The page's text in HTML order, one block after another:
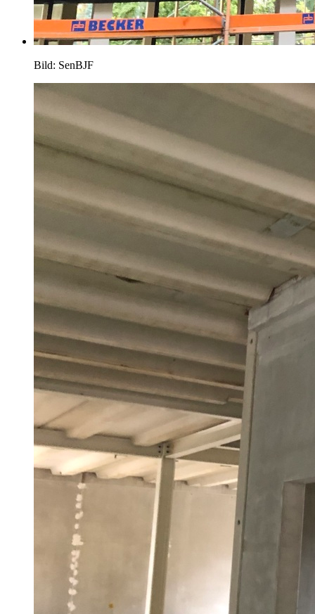
Bild: SenBJF